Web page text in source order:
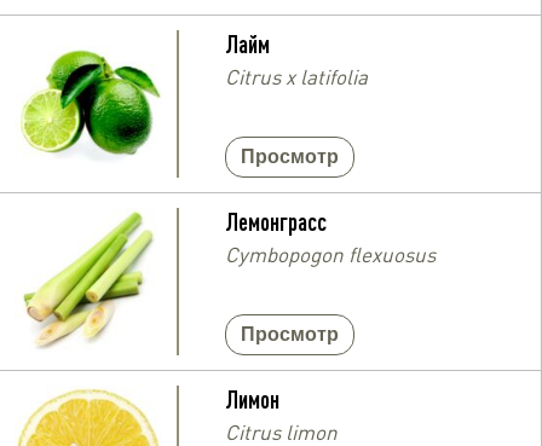
Лайм
Citrus x latifolia
Просмотр
Лемонграсс
Cymbopogon flexuosus
Просмотр
Лимон
Citrus limon